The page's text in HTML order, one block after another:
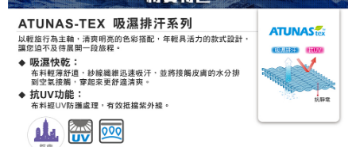
付款後門市自取
每筆NT$80，滿NT$790(含以上)免運費
宅配貨到付款
每筆NT$130，滿NT$2,000(含以上)免運費